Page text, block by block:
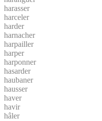
harasser
harceler
harder
harnacher
harpailler
harper
harponner
hasarder
haubaner
hausser
haver
havir
hâler